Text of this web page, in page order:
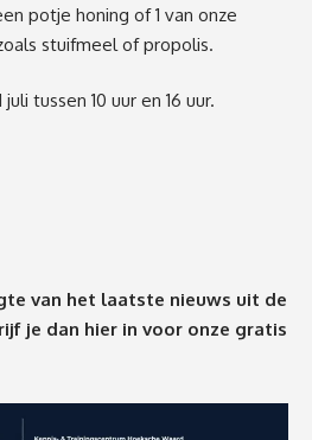
potje honing of 1 van onze
stuifmeel of propolis.
tussen 10 uur en 16 uur.
van het laatste nieuws uit de
je dan hier in voor onze gratis